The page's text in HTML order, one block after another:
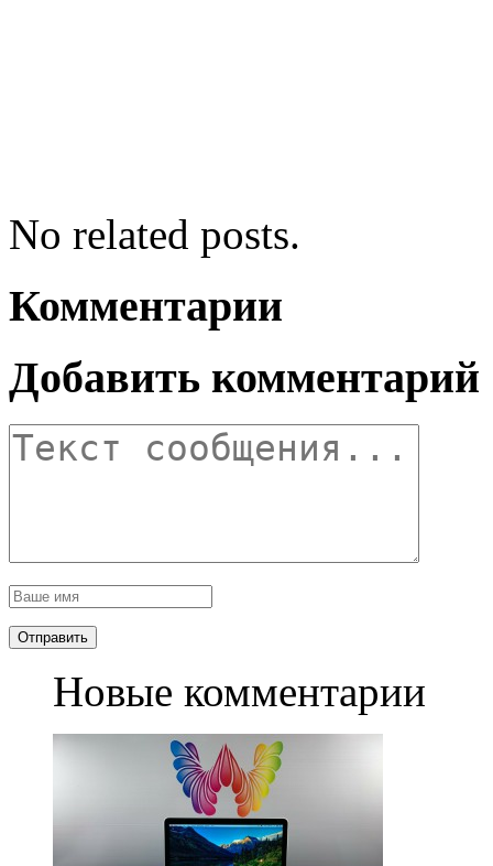
No related posts.
Комментарии
Добавить комментарий
Новые комментарии